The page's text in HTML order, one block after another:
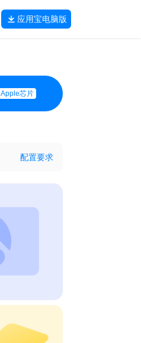
应用宝电脑版
Apple芯片
配置要求